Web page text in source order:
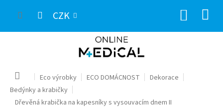
CZK
Domů Eco výrobky ECO DOMÁCNOST
Dekorace
Bedýnky a krabičky
Dřevěná krabička na kapesníky s vysouvacím dnem II